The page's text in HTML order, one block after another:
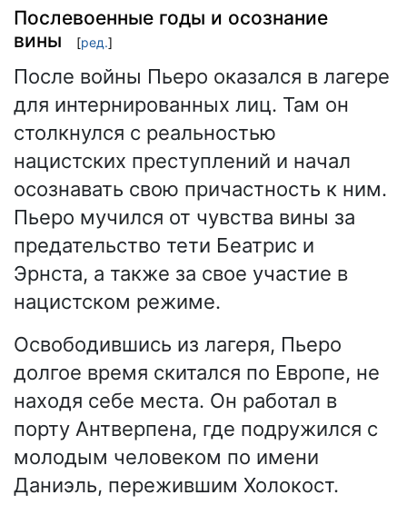
Послевоенные годы и осознание
вины
[ред.]
После войны Пьеро оказался в лагере
для интернированных лиц. Там он
столкнулся с реальностью
нацистских преступлений и начал
осознавать свою причастность к ним.
Пьеро мучился от чувства вины за
предательство тети Беатрис и
Эрнста, а также за свое участие в
нацистском режиме.
Освободившись из лагеря, Пьеро
долгое время скитался по Европе, не
находя себе места. Он работал в
порту Антверпена, где подружился с
молодым человеком по имени
Даниэль, пережившим Холокост.